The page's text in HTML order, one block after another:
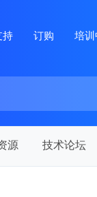
持 订购 培训
源 技术论坛